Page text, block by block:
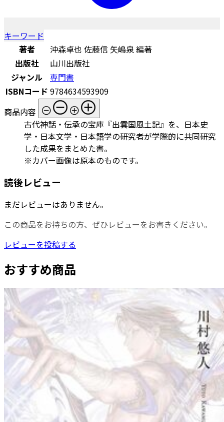
キーワード
著者
沖森卓也 佐藤信 矢嶋泉 編著
出版社
山川出版社
ジャンル
専門書
ISBNコード 9784634593909
商品内容
古代神話・伝承の宝庫『出雲国風土記』を、日本史
学・日本文学・日本語学の研究者が学際的に共同研究
した成果をまとめた書。
※カバー画像は原本のものです。
読後レビュー
まだレビューはありません。
この商品をお持ちの方、ぜひレビューをお書きください。
レビューを投稿する
おすすめ商品